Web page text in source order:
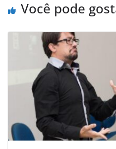
Você pode